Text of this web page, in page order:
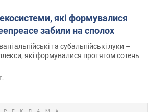
які формувалися
забили на сполох
альпійські та субальпійські луки –
які формувалися протягом сотень